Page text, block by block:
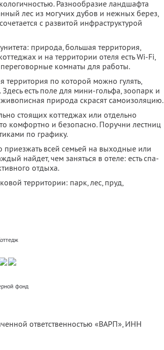
Разнообразие ландшафта
лес из могучих дубов и нежных берез,
с развитой инфраструктурой
природа, большая территория,
и на территории отеля есть Wi-Fi,
комнаты для работы.
территория по которой можно гулять,
есть поле для мини-гольфа, зоопарк и
природа скрасят самоизоляцию.
стоящих коттеджах или отдельно
комфортно и безопасно. Поручни лестниц
по графику.
приезжать всей семьей на выходные или
найдет, чем заняться в отеле: есть спа-
отдыха.
территории: парк, лес, пруд,
фонд
ответственностью «ВАРП», ИНН